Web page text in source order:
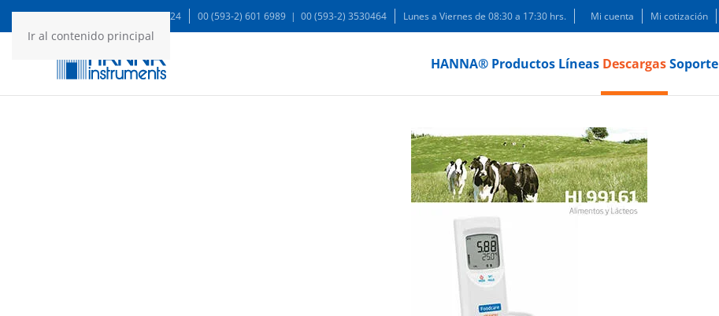
Ir al contenido principal
WA: 99935 1624 00 (593-2) 601 6989 | 00 (593-2) 3530464 Lunes a Viernes de 08:30 a 17:30 hrs. Mi cuenta Mi cotización
HANNA® Productos Líneas DescargasSoporte